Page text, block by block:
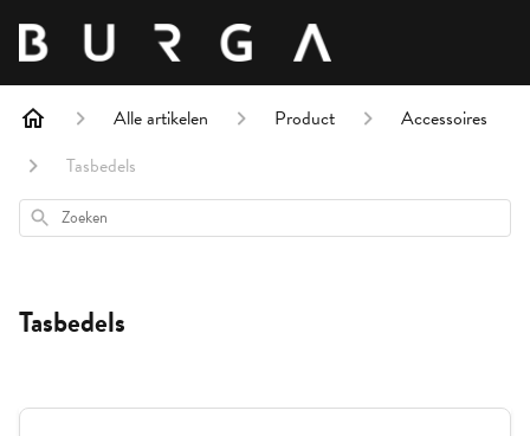
Alle artikelen Product
Accessoires
Tasbedels
Zoeken
Tasbedels